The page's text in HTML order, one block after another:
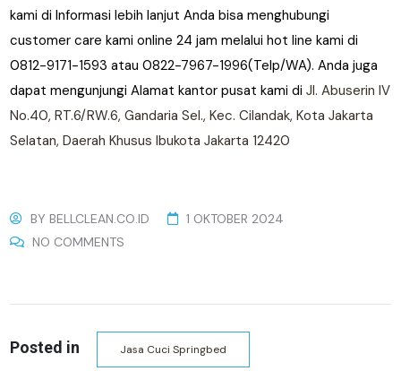
kami di Informasi lebih lanjut Anda bisa menghubungi
customer care kami online 24 jam melalui hot line kami di
0812-9171-1593 atau 0822-7967-1996(Telp/WA). Anda juga
dapat mengunjungi Alamat kantor pusat kami diJl. Abuserin IV
No.40, RT.6/RW.6, Gandaria Sel., Kec. Cilandak, Kota Jakarta
Selatan, Daerah Khusus Ibukota Jakarta 12420
BYBELLCLEAN.CO.ID
1 OKTOBER 2024
NO COMMENTS
Posted in Jasa Cuci Springbed